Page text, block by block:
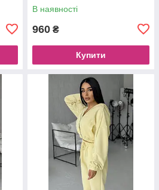
В наявності
960 ₴
Купити